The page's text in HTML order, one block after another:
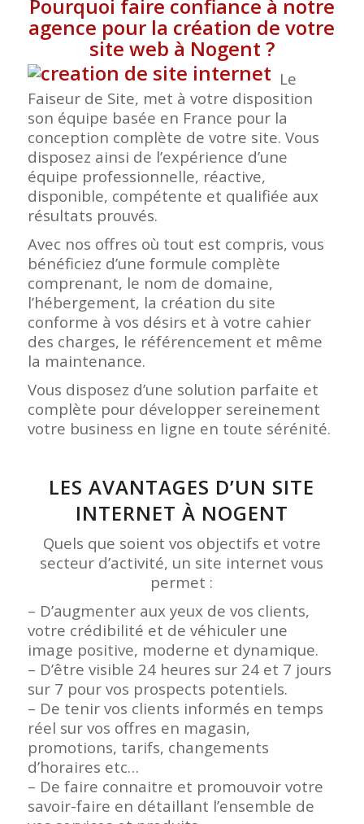
Pourquoi faire confiance à notre
agence pour la création de votre
site web à Nogent ?
Le
Faiseur de Site, met à votre disposition
son équipe basée en France pour la
conception complète de votre site. Vous
disposez ainsi de l’expérience d’une
équipe professionnelle, réactive,
disponible, compétente et qualifiée aux
résultats prouvés.
Avec nos offres où tout est compris, vous
bénéficiez d’une formule complète
comprenant, le nom de domaine,
l’hébergement, la création du site
conforme à vos désirs et à votre cahier
des charges, le référencement et même
la maintenance.
Vous disposez d’une solution parfaite et
complète pour développer sereinement
votre business en ligne en toute sérénité.
LES AVANTAGES D’UN SITE
INTERNET À NOGENT
Quels que soient vos objectifs et votre
secteur d’activité, un site internet vous
permet :
– D’augmenter aux yeux de vos clients,
votre crédibilité et de véhiculer une
image positive, moderne et dynamique.
– D’être visible 24 heures sur 24 et 7 jours
sur 7 pour vos prospects potentiels.
– De tenir vos clients informés en temps
réel sur vos offres en magasin,
promotions, tarifs, changements
d’horaires etc…
– De faire connaitre et promouvoir votre
savoir-faire en détaillant l’ensemble de